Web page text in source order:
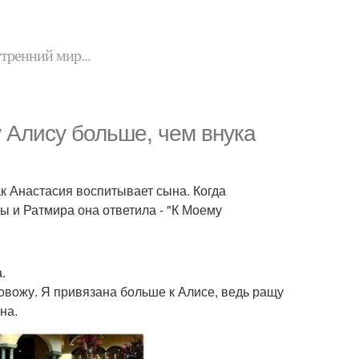
мир...
больше, чем внука
Анастасия воспитывает сына. Когда
и Ратмира она ответила - "К Моему
Я привязана больше к Алисе, ведь ращу